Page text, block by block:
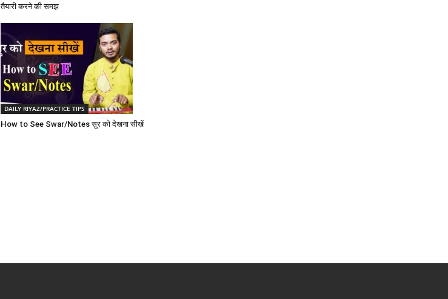
तैयारी करने की समझ
DAILY RIYAZ/PRACTICE TIPS
How to See Swar/Notes सुर को देखना सीखें